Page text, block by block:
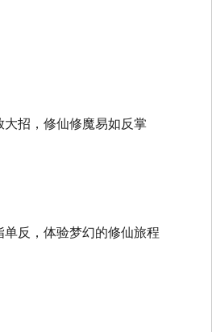
招，修仙修魔易如反掌
反，体验梦幻的修仙旅程